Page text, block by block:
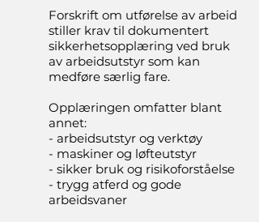
Forskrift om utførelse av arbeid
stiller krav til dokumentert
sikkerhetsopplæring ved bruk
av arbeidsutstyr som kan
medføre særlig fare.
Opplæringen omfatter blant
annet:
- arbeidsutstyr og verktøy
- maskiner og løfteutstyr
- sikker bruk og risikoforståelse
- trygg atferd og gode
arbeidsvaner